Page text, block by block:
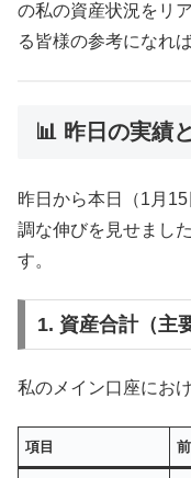
の私の資産状況をリ
る皆様の参考になれ
📊 昨日の実績
昨日から本日（1月
調な伸びを見せまし
す。
1. 資産合計（主
私のメイン口座にお
項目